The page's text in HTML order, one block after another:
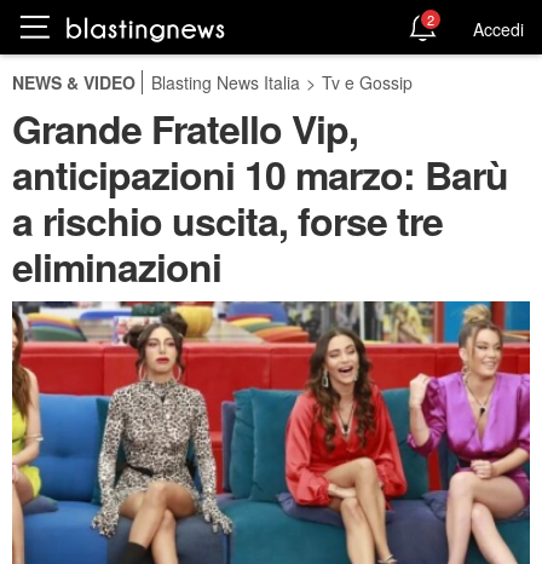
2 Accedi
NEWS & VIDEO Blasting News Italia > Tv e Gossip
Grande Fratello Vip,
anticipazioni 10 marzo: Barù
a rischio uscita, forse tre
eliminazioni